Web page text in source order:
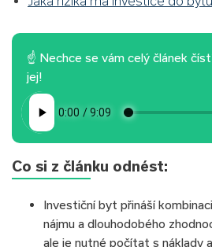
☝ Nechce se vám celý článek
jej!
Co si z článku odnést:
Investiční byt přináší
nájmu a dlouhodobého
ale je nutné počítat s náklady